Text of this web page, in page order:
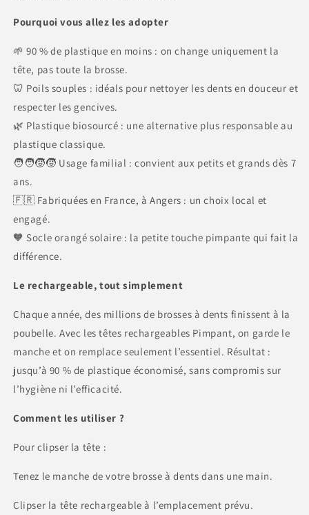
Pourquoi vous allez les adopter
🌱 90 % de plastique en moins : on change uniquement la
tête, pas toute la brosse.
🦷 Poils souples : idéals pour nettoyer les dents en douceur et
respecter les gencives.
🌿 Plastique biosourcé : une alternative plus responsable au
plastique classique.
🧑🧑🧒🧒 Usage familial : convient aux petits et grands dès 7
ans.
🇫🇷 Fabriquées en France, à Angers : un choix local et
engagé.
🧡 Socle orangé solaire : la petite touche pimpante qui fait la
différence.
Le rechargeable, tout simplement
Chaque année, des millions de brosses à dents finissent à la
poubelle. Avec les têtes rechargeables Pimpant, on garde le
manche et on remplace seulement l’essentiel. Résultat :
jusqu’à 90 % de plastique économisé, sans compromis sur
l’hygiène ni l’efficacité.
Comment les utiliser ?
Pour clipser la tête :
Tenez le manche de votre brosse à dents dans une main.
Clipser la tête rechargeable à l’emplacement prévu.